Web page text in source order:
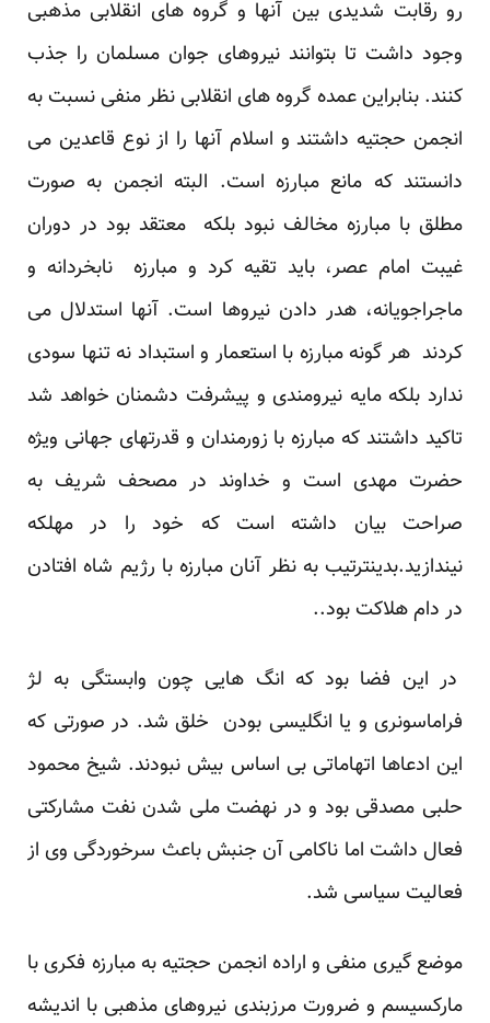
رو رقابت شدیدی بین آنها و گروه های انقلابی مذهبی
وجود داشت تا بتوانند نیروهای جوان مسلمان را جذب
کنند. بنابراین عمده گروه های انقلابی نظر منفی نسبت به
انجمن حجتیه داشتند و اسلام آنها را از نوع قاعدین می
دانستند که مانع مبارزه است. البته انجمن به صورت
مطلق با مبارزه مخالف نبود بلکه معتقد بود در دوران
غیبت امام عصر، باید تقیه کرد و مبارزه نابخردانه و
ماجراجویانه، هدر دادن نیروها است. آنها استدلال می
کردند هر گونه مبارزه با استعمار و استبداد نه تنها سودی
ندارد بلکه مایه نیرومندی و پیشرفت دشمنان خواهد شد
تاکید داشتند که مبارزه با زورمندان و قدرتهای جهانی ویژه
حضرت مهدی است و خداوند در مصحف شریف به
صراحت بیان داشته است که خود را در مهلکه
نیندازید.بدینترتیب به نظر آنان مبارزه با رژیم شاه افتادن
در دام هلاکت بود..
در این فضا بود که انگ هایی چون وابستگی به لژ
فراماسونری و یا انگلیسی بودن خلق شد. در صورتی که
این ادعاها اتهاماتی بی اساس بیش نبودند. شیخ محمود
حلبی مصدقی بود و در نهضت ملی شدن نفت مشارکتی
فعال داشت اما ناکامی آن جنبش باعث سرخوردگی وی از
فعالیت سیاسی شد.
موضع گیری منفی و اراده انجمن حجتیه به مبارزه فکری با
مارکسیسم و ضرورت مرزبندی نیروهای مذهبی با اندیشه